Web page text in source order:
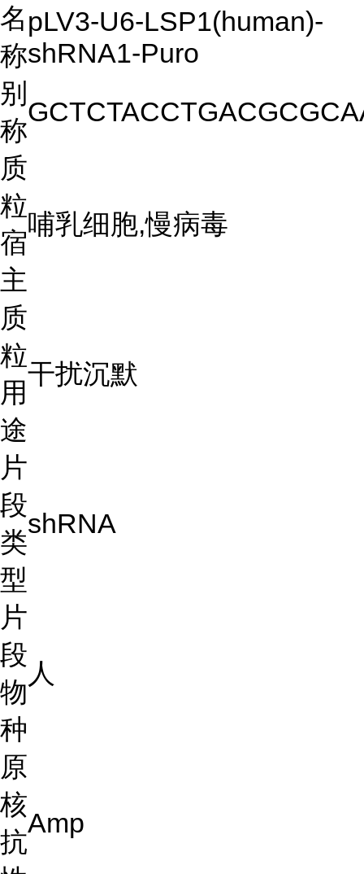
名
称
pLV3-U6-LSP1(human)-
shRNA1-Puro
别
称
质
粒
宿
主
哺乳细胞,慢病毒
质
粒
用
途
干扰沉默
片
段
类
型
shRNA
片
段
物
种
人
原
核
抗
Amp